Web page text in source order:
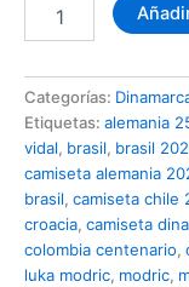
Dinamarca
Especial
cantidad
Categorías:
Etiquetas: alemania
vidal, brasil, brasil
camiseta alemania
brasil, camiseta chile
croacia, camiseta
colombia centenario,
luka modric, modric,